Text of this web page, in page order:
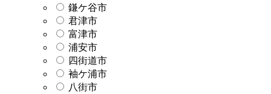
鎌ケ谷市
君津市
富津市
浦安市
四街道市
袖ケ浦市
八街市